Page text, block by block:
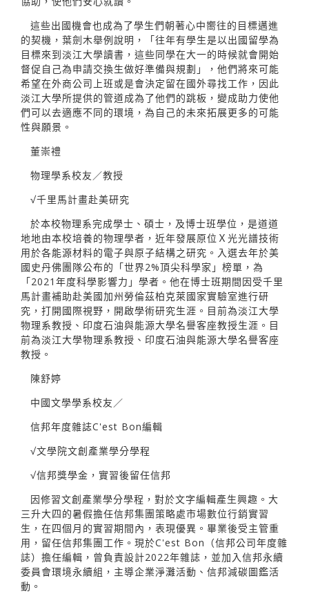
這些出國機會也成為了學生們朝著心中嚮往的目標邁進
的契機，葉劍木舉例說明，「往年有學生是以出國留學為
目標來到淡江大學讀書，這些同學在大一的時候就會開始
督促自己為申請交換生做好準備與規劃」，他們將來可能
希望在外商公司上班或是會決定留在國外尋找工作，因此
淡江大學所提供的管道成為了他們的跳板，變成助力使他
們可以去適應不同的環境，為自己的未來拓展更多的可能
性與願景。
董崇禮
物理學系校友／教授
√千里馬計畫赴美研究
於本校物理系完成學士、碩士，及博士班學位，是道道
地地由本校培養的物理學者，近年發展原位Ｘ光光譜技術
用於各能源材料的電子與原子結構之研究。入選去年於美
國史丹佛團隊公布的「世界2%頂尖科學家」榜單，為
「2021年度科學影響力」學者。他在博士班期間因受千里
馬計畫補助赴美國加州勞倫茲柏克萊國家實驗室進行研
究，打開國際視野，開啟學術研究生涯。目前為淡江大學
物理系教授、印度石油與能源大學名譽客座教授生涯。目
前為淡江大學物理系教授、印度石油與能源大學名譽客座
教授。
陳舒婷
中國文學學系校友／
信邦年度雜誌C'est Bon編輯
√文學院文創產業學分學程
√信邦獎學金，實習後留任信邦
因修習文創產業學分學程，對於文字編輯產生興趣。大
三升大四的暑假擔任信邦集團策略處市場數位行銷實習
生，在四個月的實習期間內，表現優異。畢業後受主管重
用，留任信邦集團工作。現於C'est Bon（信邦公司年度雜
誌）擔任編輯，曾負責設計2022年雜誌，並加入信邦永續
委員會環境永續組，主導企業淨灘活動、信邦減碳圖鑑活
動。